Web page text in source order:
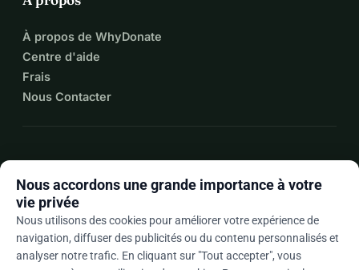
À propos de WhyDonate
Centre d'aide
Frais
Nous Contacter
Fr arrow_drop_down
Nous accordons une grande importance à votre
vie privée
Nous utilisons des cookies pour améliorer votre expérience de
navigation, diffuser des publicités ou du contenu personnalisés et
analyser notre trafic. En cliquant sur "Tout accepter", vous